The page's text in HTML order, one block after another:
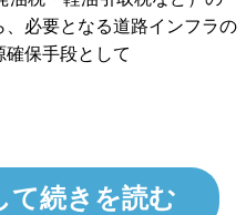
必要となる道路インフラの
保手段として
て続きを読む